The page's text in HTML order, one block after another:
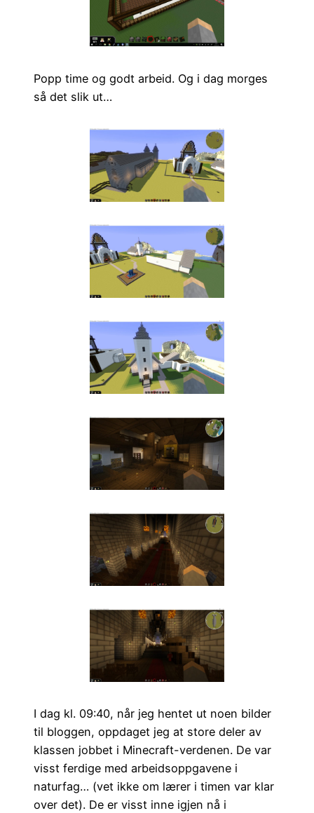
Popp time og godt arbeid. Og i dag morges
så det slik ut…
I dag kl. 09:40, når jeg hentet ut noen bilder
til bloggen, oppdaget jeg at store deler av
klassen jobbet i Minecraft-verdenen. De var
visst ferdige med arbeidsoppgavene i
naturfag… (vet ikke om lærer i timen var klar
over det). De er visst inne igjen nå i